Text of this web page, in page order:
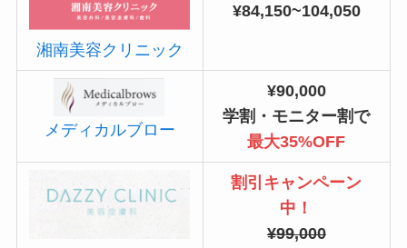
湘南美容クリニック
¥84,150~104,050
メディカルブロー
¥90,000
学割・モニター割で
最大35%OFF
割引キャンペーン
中！
¥99,000